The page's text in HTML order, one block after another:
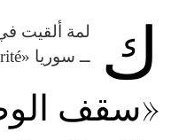
ك لمة ألقيت
ــ سوريا «
«سقف